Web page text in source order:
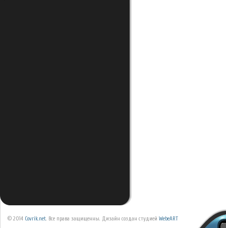
© 2014 Covrik.net. Все права защищенны. Дизайн создан студией WebeART